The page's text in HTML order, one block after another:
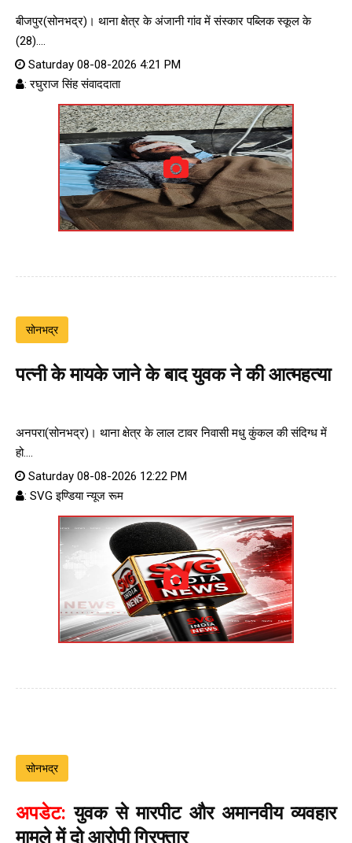
बीजपुर(सोनभद्र)। थाना क्षेत्र के अंजानी गांव में संस्कार पब्लिक स्कूल के
(28)....
Saturday 08-08-2026 4:21 PM
: रघुराज सिंह संवाददाता
सोनभद्र
पत्नी के मायके जाने के बाद युवक ने की आत्महत्या
अनपरा(सोनभद्र)। थाना क्षेत्र के लाल टावर निवासी मधु कुंकल की संदिग्ध में
हो....
Saturday 08-08-2026 12:22 PM
: SVG इण्डिया न्यूज रूम
सोनभद्र
अपडेट: युवक से मारपीट और अमानवीय व्यवहार
मामले में दो आरोपी गिरफ्तार